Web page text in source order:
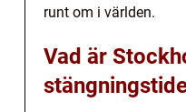
runt om i världen.
Vad är